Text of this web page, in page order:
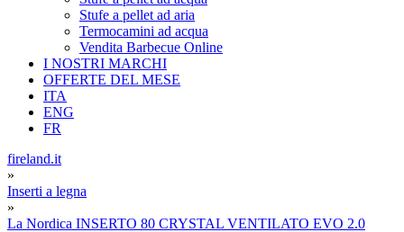
Stufe a pellet ad aria
Termocamini ad acqua
Vendita Barbecue Online
I NOSTRI MARCHI
OFFERTE DEL MESE
ITA
ENG
FR
fireland.it
»
Inserti a legna
»
La Nordica INSERTO 80 CRYSTAL VENTILATO EVO 2.0